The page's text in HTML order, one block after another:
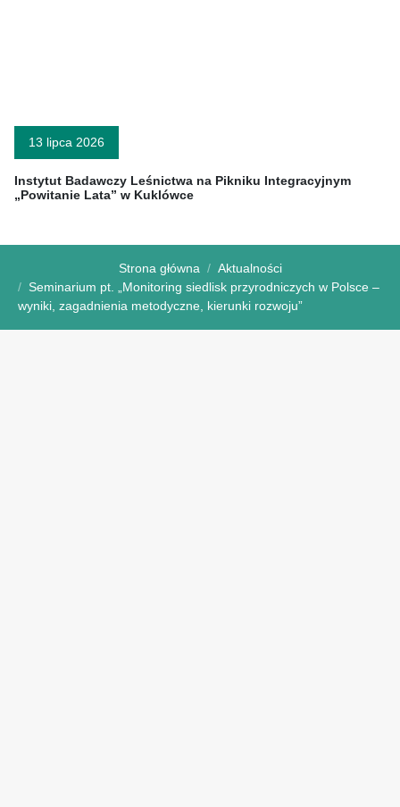
13 lipca 2026
Instytut Badawczy Leśnictwa na Pikniku Integracyjnym
„Powitanie Lata” w Kuklówce
Strona główna
Aktualności
Seminarium pt. „Monitoring siedlisk przyrodniczych w Polsce –
wyniki, zagadnienia metodyczne, kierunki rozwoju”